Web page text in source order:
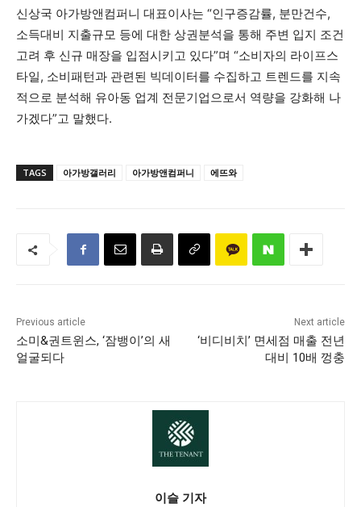
신상국 아가방앤컴퍼니 대표이사는 “인구증감률, 분만건수,
소득대비 지출규모 등에 대한 상권분석을 통해 주변 입지 조건
고려 후 신규 매장을 입점시키고 있다”며 “소비자의 라이프스
타일, 소비패턴과 관련된 빅데이터를 수집하고 트렌드를 지속
적으로 분석해 유아동 업계 전문기업으로서 역량을 강화해 나
가겠다”고 말했다.
TAGS 아가방갤러리 아가방앤컴퍼니 에뜨와
Previous article
소미&권트윈스, ‘잠뱅이’의 새
얼굴되다
Next article
‘비디비치’ 면세점 매출 전년
대비 10배 껑충
이슬 기자